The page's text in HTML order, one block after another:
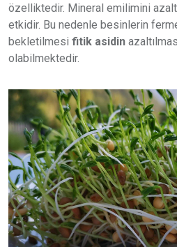
özelliktedir. Mineral emilimini
etkidir. Bu nedenle besinlerin
bekletilmesi fitik asidin
olabilmektedir.